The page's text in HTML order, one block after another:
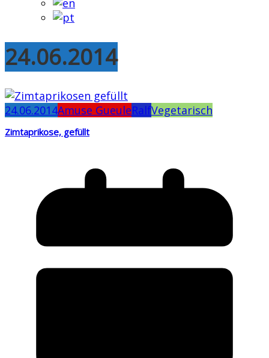
24.06.2014
24.06.2014Amuse GueuleRalfVegetarisch
Zimtaprikose, gefüllt